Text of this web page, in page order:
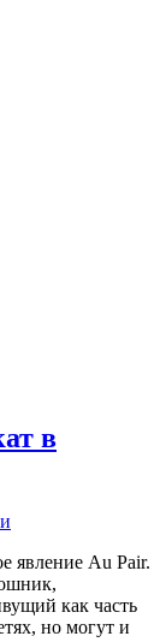
в
явление Au Pair.
как часть
но могут и